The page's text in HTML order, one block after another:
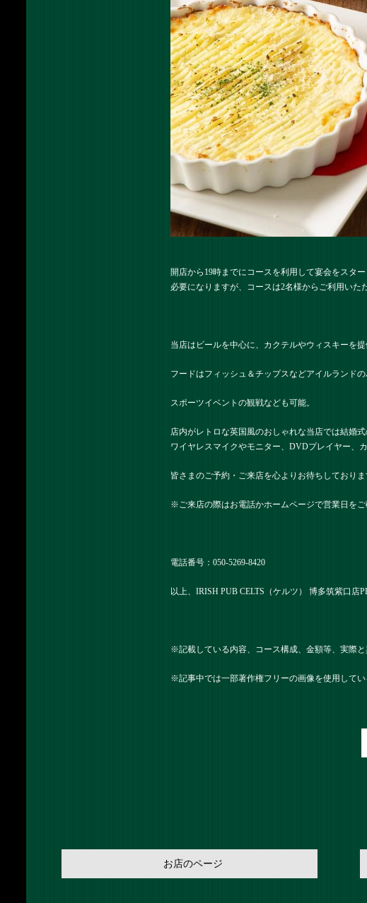
開店から19時までにコースを利用して宴会をスタ
必要になりますが、コースは2名様からご利用いた
当店はビールを中心に、カクテルやウィスキーを
フードはフィッシュ＆チップスなどアイルランド
スポーツイベントの観戦なども可能。
店内がレトロな英国風のおしゃれな当店では結婚
ワイヤレスマイクやモニター、DVDプレイヤー、
皆さまのご予約・ご来店を心よりお待ちしておりま
※ご来店の際はお電話かホームページで営業日を
電話番号：050-5269-8420
以上、IRISH PUB CELTS（ケルツ） 博多筑紫口店
※記載している内容、コース構成、金額等、実際
※記事中では一部著作権フリーの画像を使用してい
お店のページ